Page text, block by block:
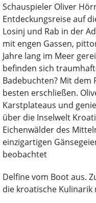
Schauspieler Oliver
Entdeckungsreise auf
Losinj und Rab in der
mit engen Gassen,
Jahre lang im Meer
befinden sich
Badebuchten? Mit dem
besten erschließen.
Karstplateaus und
über die Inselwelt
Eichenwälder des
einzigartigen
beobachtet
Delfine vom Boot aus.
die kroatische Kulinarik